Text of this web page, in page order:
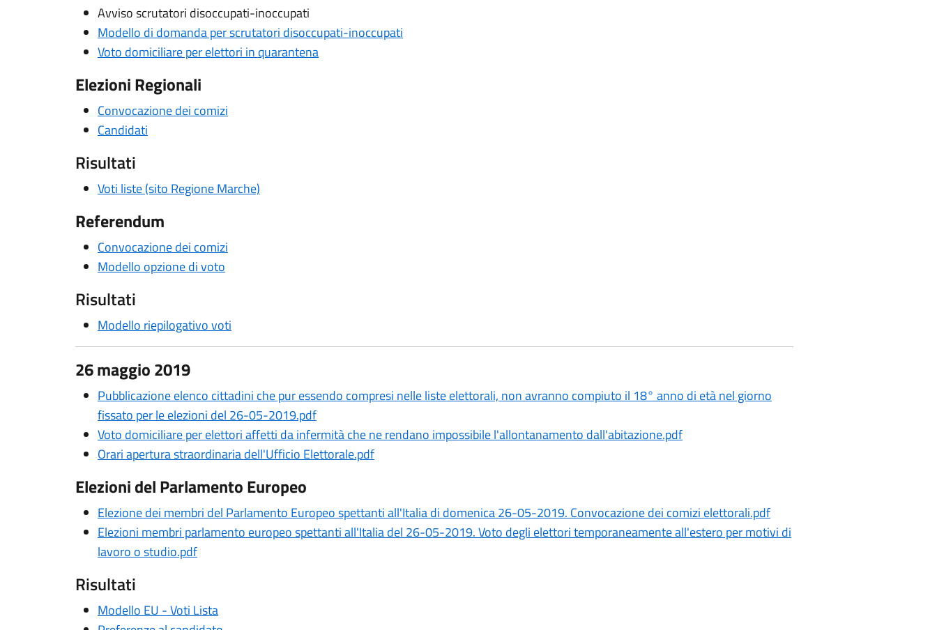
Avviso scrutatori disoccupati-inoccupati
Modello di domanda per scrutatori disoccupati-inoccupati
Voto domiciliare per elettori in quarantena
Elezioni Regionali
Convocazione dei comizi
Candidati
Risultati
Voti liste (sito Regione Marche)
Referendum
Convocazione dei comizi
Modello opzione di voto
Risultati
Modello riepilogativo voti
26 maggio 2019
Pubblicazione elenco cittadini che pur essendo compresi nelle liste elettorali, non avranno compiuto il 18° anno di età nel giorno
fissato per le elezioni del 26-05-2019.pdf
Voto domiciliare per elettori affetti da infermità che ne rendano impossibile l'allontanamento dall'abitazione.pdf
Orari apertura straordinaria dell'Ufficio Elettorale.pdf
Elezioni del Parlamento Europeo
Elezione dei membri del Parlamento Europeo spettanti all'Italia di domenica 26-05-2019. Convocazione dei comizi elettorali.pdf
Elezioni membri parlamento europeo spettanti all'Italia del 26-05-2019. Voto degli elettori temporaneamente all'estero per motivi di
lavoro o studio.pdf
Risultati
Modello EU - Voti Lista